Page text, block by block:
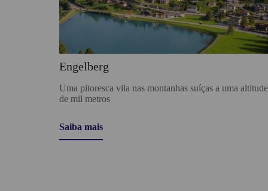
Engelberg
Uma pitoresca vila nas montanhas suíças a uma altitude
de mil metros
Saiba mais